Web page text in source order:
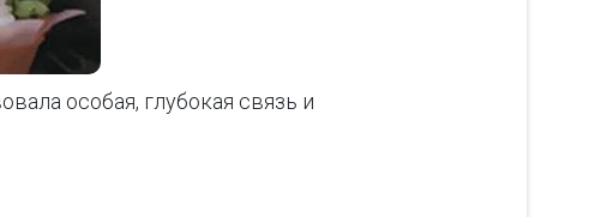
особая, глубокая связь и